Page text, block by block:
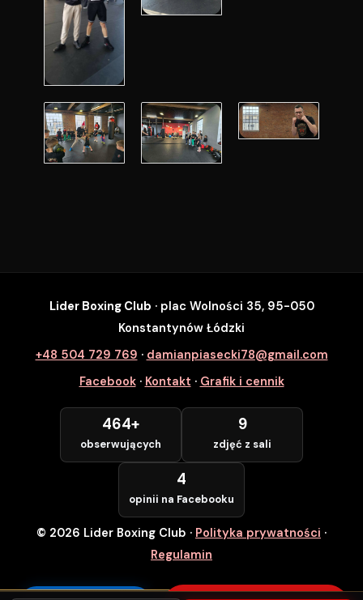
SZYBKI ZAPIS
Zapisz się na wybrane zajęcia
Numer Telefonu *
POTWIERDZAM — WCHODZĘ ZA
DARMO
Lider Boxing Club · plac Wolności 35, 95-050
Konstantynów Łódzki
+48 504 729 769 · damianpiasecki78@gmail.com
Facebook· Kontakt · Grafik i cennik
464+
obserwujących
9
zdjęć z sali
4
opinii na Facebooku
© 2026 Lider Boxing Club · Polityka prywatności ·
Regulamin